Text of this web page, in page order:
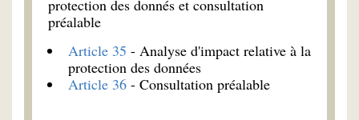
protection des donnés et consultation
préalable
Article 35 - Analyse d'impact relative à la
protection des données
Article 36 - Consultation préalable